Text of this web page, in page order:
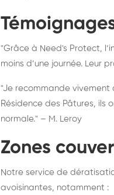
"Grâce à Need's Protect,
moins d’une journée. Leur
"Je recommande vivement
Résidence des Pâtures,
normale." – M. Leroy
Zones
Notre service de
avoisinantes, notamment :